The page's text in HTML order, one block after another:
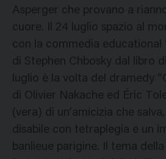
Asperger che provano a
cuore. Il 24 luglio spazio al
con la commedia educational
di Stephen Chbosky dal libro
luglio è la volta del dramedy
di Olivier Nakache ed Éric
(vera) di un’amicizia che
disabile con tetraplegia e un
banlieue parigine. Il tema